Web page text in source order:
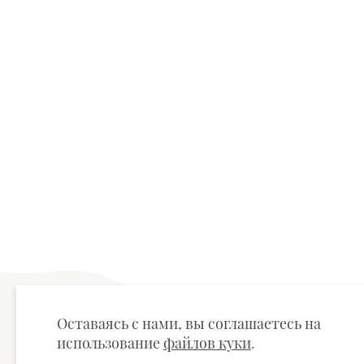
Оставаясь с нами, вы соглашаетесь на
использование файлов куки.